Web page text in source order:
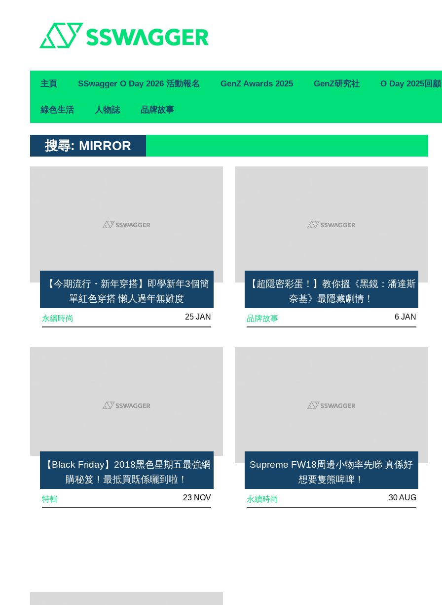
Primary
Navigation
主頁 SSwagger O Day 2026 活動報名 GenZ Awards 2025 GenZ研究社 O Day 2025回顧
綠色生活 人物誌 品牌故事
搜尋: MIRROR
【今期流行・新年穿搭】即學新年3個簡
單紅色穿搭 懶人過年無難度
永續時尚 25 JAN
【Black Friday】2018黑色星期五最強網
購秘笈！最抵買既係曬到啦！
特輯 23 NOV
【超隱密彩蛋！】教你搵《黑鏡：潘達斯
奈基》最隱藏劇情！
品牌故事 6 JAN
Supreme FW18周邊小物率先睇 真係好
想要隻熊啤啤！
永續時尚 30 AUG